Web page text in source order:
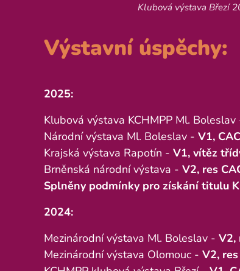
Klubová výstava Březí
Výstavní úspěchy:
2025:
Klubová výstava KCHMPP Ml. Boleslav
Národní výstava Ml. Boleslav - V1, CAC
Krajská výstava Rapotín - V1, vítěz
Brněnská národní výstava - V2, res
Splněny podmínky pro získání titulu
2024:
Mezinárodní výstava Ml. Boleslav - V2,
Mezinárodní výstava Olomouc - V2,